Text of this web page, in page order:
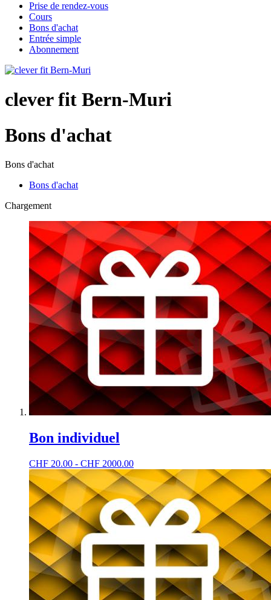
Prise de rendez-vous
Cours
Bons d'achat
Entrée simple
Abonnement
clever fit Bern-Muri
Bons d'achat
Bons d'achat
Bons d'achat
Chargement
Bon individuel
CHF 20.00 - CHF 2000.00